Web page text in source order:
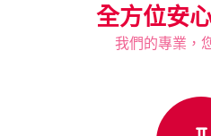
全方位安
我們的專業，